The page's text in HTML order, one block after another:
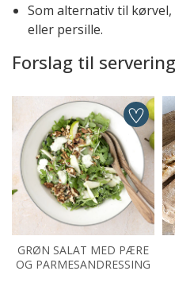
Som alternativ til
eller persille.
Forslag til servering
GRØN SALAT MED PÆRE
OG PARMESANDRESSING